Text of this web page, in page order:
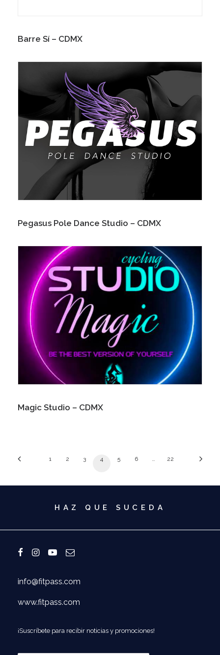
Barre Sí – CDMX
Pegasus Pole Dance Studio – CDMX
Magic Studio – CDMX
1 2 3 4 5 6 22
HAZ QUE SUCEDA
info@fitpass.com
www.fitpass.com
¡Suscríbete para recibir noticias y promociones!